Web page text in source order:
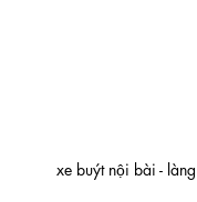
xe buýt nội bài -